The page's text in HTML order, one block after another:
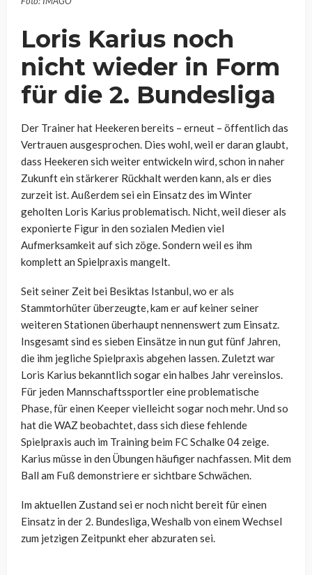
Loris Karius noch
nicht wieder in Form
für die 2. Bundesliga
Der Trainer hat Heekeren bereits – erneut – öffentlich das
Vertrauen ausgesprochen. Dies wohl, weil er daran glaubt,
dass Heekeren sich weiter entwickeln wird, schon in naher
Zukunft ein stärkerer Rückhalt werden kann, als er dies
zurzeit ist. Außerdem sei ein Einsatz des im Winter
geholten Loris Karius problematisch. Nicht, weil dieser als
exponierte Figur in den sozialen Medien viel
Aufmerksamkeit auf sich zöge. Sondern weil es ihm
komplett an Spielpraxis mangelt.
Seit seiner Zeit bei Besiktas Istanbul, wo er als
Stammtorhüter überzeugte, kam er auf keiner seiner
weiteren Stationen überhaupt nennenswert zum Einsatz.
Insgesamt sind es sieben Einsätze in nun gut fünf Jahren,
die ihm jegliche Spielpraxis abgehen lassen. Zuletzt war
Loris Karius bekanntlich sogar ein halbes Jahr vereinslos.
Für jeden Mannschaftssportler eine problematische
Phase, für einen Keeper vielleicht sogar noch mehr. Und so
hat die WAZ beobachtet, dass sich diese fehlende
Spielpraxis auch im Training beim FC Schalke 04 zeige.
Karius müsse in den Übungen häufiger nachfassen. Mit dem
Ball am Fuß demonstriere er sichtbare Schwächen.
Im aktuellen Zustand sei er noch nicht bereit für einen
Einsatz in der 2. Bundesliga, Weshalb von einem Wechsel
zum jetzigen Zeitpunkt eher abzuraten sei.